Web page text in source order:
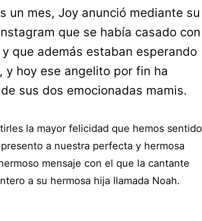
un mes, Joy anunció mediante su
que se había casado con
que además estaban esperando
y hoy ese angelito por fin ha
sus dos emocionadas mamis.
la mayor felicidad que hemos sentido
a nuestra perfecta y hermosa
mensaje con el que la cantante
a su hermosa hija llamada Noah.